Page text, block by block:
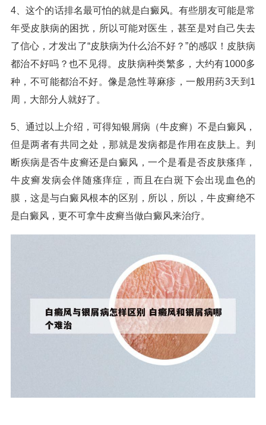
4、这个的话排名最可怕的就是白癜风。有些朋友可能是常
年受皮肤病的困扰，所以可能对医生，甚至是对自己失去
了信心，才发出了“皮肤病为什么治不好？”的感叹！皮肤病
都治不好吗？也不见得。皮肤病种类繁多，大约有1000多
种，不可能都治不好。像是急性荨麻疹，一般用药3天到1
周，大部分人就好了。
5、通过以上介绍，可得知银屑病（牛皮癣）不是白癜风，
但是两者有共同之处，那就是发病都是作用在皮肤上。判
断疾病是否牛皮癣还是白癜风，一个是看是否皮肤瘙痒，
牛皮癣发病会伴随瘙痒症，而且在白斑下会出现血色的
膜，这是与白癜风根本的区别，所以，所以，牛皮癣绝不
是白癜风，更不可拿牛皮癣当做白癜风来治疗。